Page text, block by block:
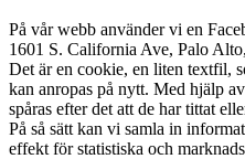
På vår webb använder vi en
1601 S. California Ave, Palo
Det är en cookie, en liten textfil,
kan anropas på nytt. Med hjälp
spåras efter det att de har tittat
På så sätt kan vi samla in
effekt för statistiska och